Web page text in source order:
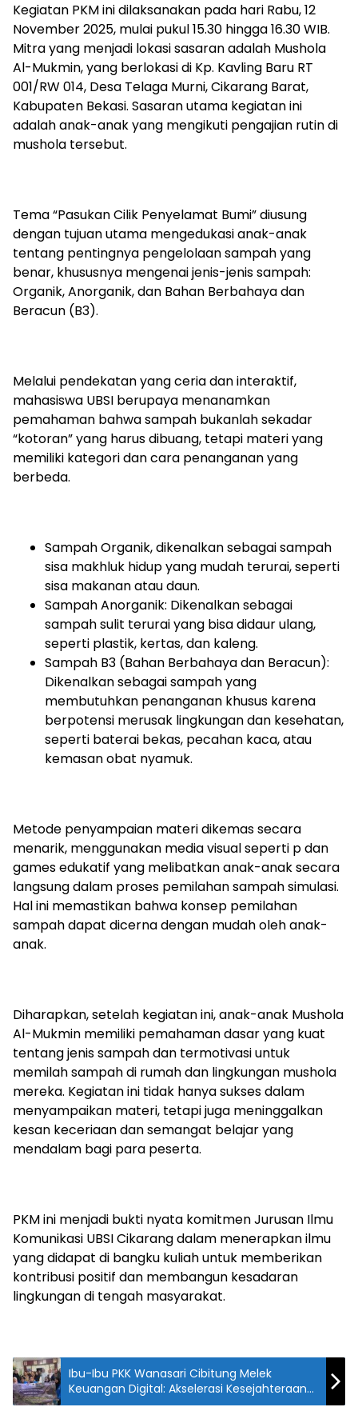
Kegiatan PKM ini dilaksanakan pada hari Rabu, 12
November 2025, mulai pukul 15.30 hingga 16.30 WIB.
Mitra yang menjadi lokasi sasaran adalah Mushola
Al-Mukmin, yang berlokasi di Kp. Kavling Baru RT
001/RW 014, Desa Telaga Murni, Cikarang Barat,
Kabupaten Bekasi. Sasaran utama kegiatan ini
adalah anak-anak yang mengikuti pengajian rutin di
mushola tersebut.
Tema “Pasukan Cilik Penyelamat Bumi” diusung
dengan tujuan utama mengedukasi anak-anak
tentang pentingnya pengelolaan sampah yang
benar, khususnya mengenai jenis-jenis sampah:
Organik, Anorganik, dan Bahan Berbahaya dan
Beracun (B3).
Melalui pendekatan yang ceria dan interaktif,
mahasiswa UBSI berupaya menanamkan
pemahaman bahwa sampah bukanlah sekadar
“kotoran” yang harus dibuang, tetapi materi yang
memiliki kategori dan cara penanganan yang
berbeda.
Sampah Organik, dikenalkan sebagai sampah
sisa makhluk hidup yang mudah terurai, seperti
sisa makanan atau daun.
Sampah Anorganik: Dikenalkan sebagai
sampah sulit terurai yang bisa didaur ulang,
seperti plastik, kertas, dan kaleng.
Sampah B3 (Bahan Berbahaya dan Beracun):
Dikenalkan sebagai sampah yang
membutuhkan penanganan khusus karena
berpotensi merusak lingkungan dan kesehatan,
seperti baterai bekas, pecahan kaca, atau
kemasan obat nyamuk.
Metode penyampaian materi dikemas secara
menarik, menggunakan media visual seperti p dan
games edukatif yang melibatkan anak-anak secara
langsung dalam proses pemilahan sampah simulasi.
Hal ini memastikan bahwa konsep pemilahan
sampah dapat dicerna dengan mudah oleh anak-
anak.
Diharapkan, setelah kegiatan ini, anak-anak Mushola
Al-Mukmin memiliki pemahaman dasar yang kuat
tentang jenis sampah dan termotivasi untuk
memilah sampah di rumah dan lingkungan mushola
mereka. Kegiatan ini tidak hanya sukses dalam
menyampaikan materi, tetapi juga meninggalkan
kesan keceriaan dan semangat belajar yang
mendalam bagi para peserta.
PKM ini menjadi bukti nyata komitmen Jurusan Ilmu
Komunikasi UBSI Cikarang dalam menerapkan ilmu
yang didapat di bangku kuliah untuk memberikan
kontribusi positif dan membangun kesadaran
lingkungan di tengah masyarakat.
Ibu-Ibu PKK Wanasari Cibitung Melek
Keuangan Digital: Akselerasi Kesejahteraan
Keluarga di Era Digital